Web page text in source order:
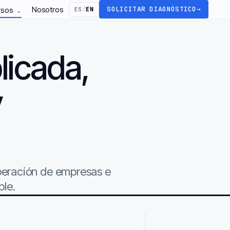
⌄ Nosotros ES /EN SOLICITAR DIAGNÓSTICO→
de empresas e